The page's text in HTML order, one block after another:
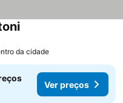
Ver preços
da cidade
Ver preços